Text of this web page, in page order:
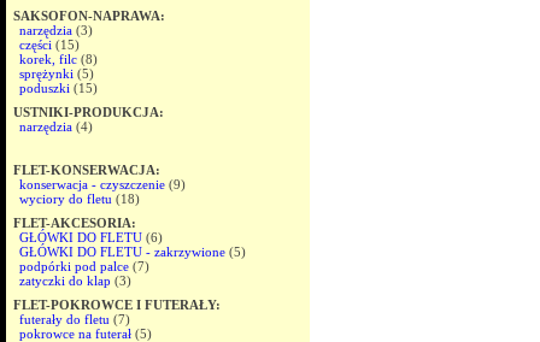
SAKSOFON-NAPRAWA:
narzędzia (3)
części (15)
korek, filc (8)
sprężynki (5)
poduszki (15)
USTNIKI-PRODUKCJA:
narzędzia (4)
FLET-KONSERWACJA:
konserwacja - czyszczenie (9)
wyciory do fletu (18)
FLET-AKCESORIA:
GŁÓWKI DO FLETU (6)
GŁÓWKI DO FLETU - zakrzywione (5)
podpórki pod palce (7)
zatyczki do klap (3)
FLET-POKROWCE I FUTERAŁY:
futerały do fletu (7)
pokrowce na futerał (5)